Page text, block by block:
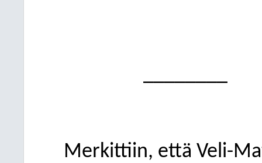
Merkittiin, että Veli-